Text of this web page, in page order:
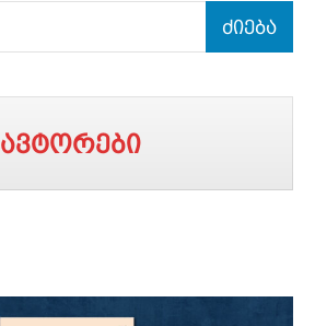
ძიება
ავტორები